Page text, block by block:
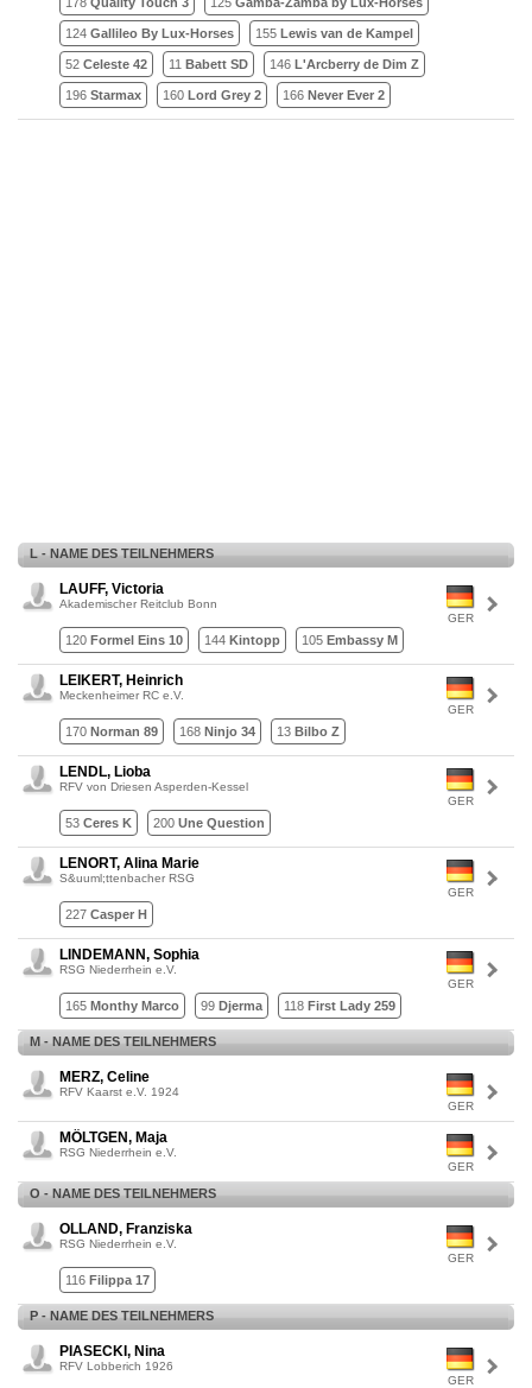
124 Gallileo By Lux-Horses 155 Lewis van de Kampel
52 Celeste 42 11 Babett SD 146 L'Arcberry de Dim Z
196 Starmax 160 Lord Grey 2 166 Never Ever 2
L - NAME DES TEILNEHMERS
GER
LAUFF, Victoria
Akademischer Reitclub Bonn
120 Formel Eins 10 144 Kintopp 105 Embassy M
GER
LEIKERT, Heinrich
Meckenheimer RC e.V.
170 Norman 89 168 Ninjo 34 13 Bilbo Z
GER
LENDL, Lioba
RFV von Driesen Asperden-Kessel
53 Ceres K 200 Une Question
GER
LENORT, Alina Marie
S&uuml;ttenbacher RSG
227 Casper H
GER
LINDEMANN, Sophia
RSG Niederrhein e.V.
165 Monthy Marco 99 Djerma 118 First Lady 259
M - NAME DES TEILNEHMERS
GER
MERZ, Celine
RFV Kaarst e.V. 1924
GER
MÖLTGEN, Maja
RSG Niederrhein e.V.
O - NAME DES TEILNEHMERS
GER
OLLAND, Franziska
RSG Niederrhein e.V.
116 Filippa 17
P - NAME DES TEILNEHMERS
GER
PIASECKI, Nina
RFV Lobberich 1926